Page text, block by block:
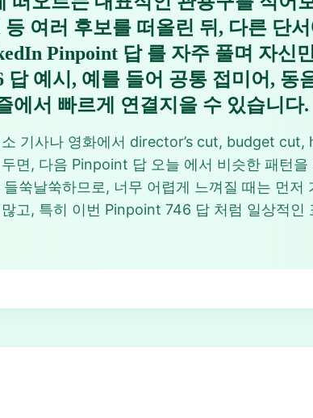
여러 후보를 떠올린 뒤, 다른 단서
Pinpoint 답 를 자주 풀며 자신
예시, 예를 들어 공통 접미어, 동
에서 빠르게 연결지을 수 있습니다.
기사나 영화에서 director’s cut, budget cut,
면, 다음 Pinpoint 답 오늘 에서 비슷한 패턴을
쑥날쑥하므로, 너무 어렵게 느껴질 때는 먼저
고, 특히 이번 Pinpoint 746 답 처럼 일상적인